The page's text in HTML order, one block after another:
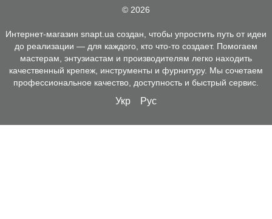
© 2026
Интернет-магазин snapt.ua создан, чтобы упростить путь от идеи
до реализации — для каждого, кто что-то создает. Помогаем
мастерам, энтузиастам и производителям легко находить
качественный крепеж, инструменты и фурнитуру. Мы сочетаем
профессиональное качество, доступность и быстрый сервис.
Укр Рус